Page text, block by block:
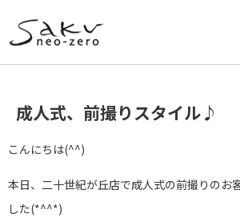
成人式、前撮りスタイル♪
こんにちは(^^)
本日、二十世紀が丘店で成人式の前撮りのお
した(*^^*)